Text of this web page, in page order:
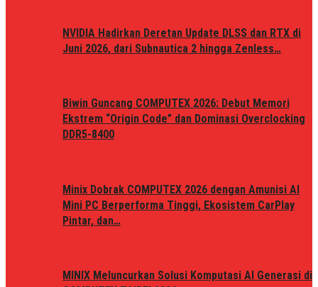
NVIDIA Hadirkan Deretan Update DLSS dan RTX di
Juni 2026, dari Subnautica 2 hingga Zenless…
Biwin Guncang COMPUTEX 2026: Debut Memori
Ekstrem “Origin Code” dan Dominasi Overclocking
DDR5-8400
Minix Dobrak COMPUTEX 2026 dengan Amunisi AI
Mini PC Berperforma Tinggi, Ekosistem CarPlay
Pintar, dan…
MINIX Meluncurkan Solusi Komputasi AI Generasi di